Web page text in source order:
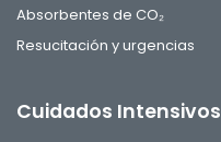
Absorbentes de CO₂
Resucitación y urgencias
Cuidados Intensivos